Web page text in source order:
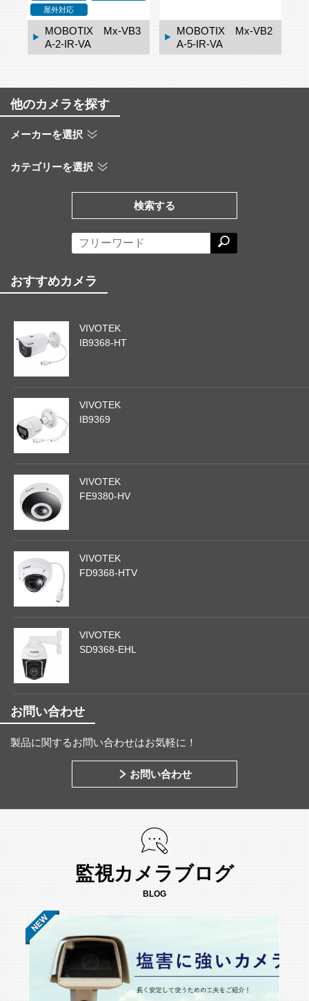
屋外対応
MOBOTIX Mx-VB3
A-2-IR-VA
MOBOTIX Mx-VB2
A-5-IR-VA
他のカメラを探す
メーカーを選択
カテゴリーを選択
検索する
おすすめカメラ
VIVOTEK
IB9368-HT
VIVOTEK
IB9369
VIVOTEK
FE9380-HV
VIVOTEK
FD9368-HTV
VIVOTEK
SD9368-EHL
お問い合わせ
製品に関するお問い合わせはお気軽に！
お問い合わせ
監視カメラブログ
BLOG